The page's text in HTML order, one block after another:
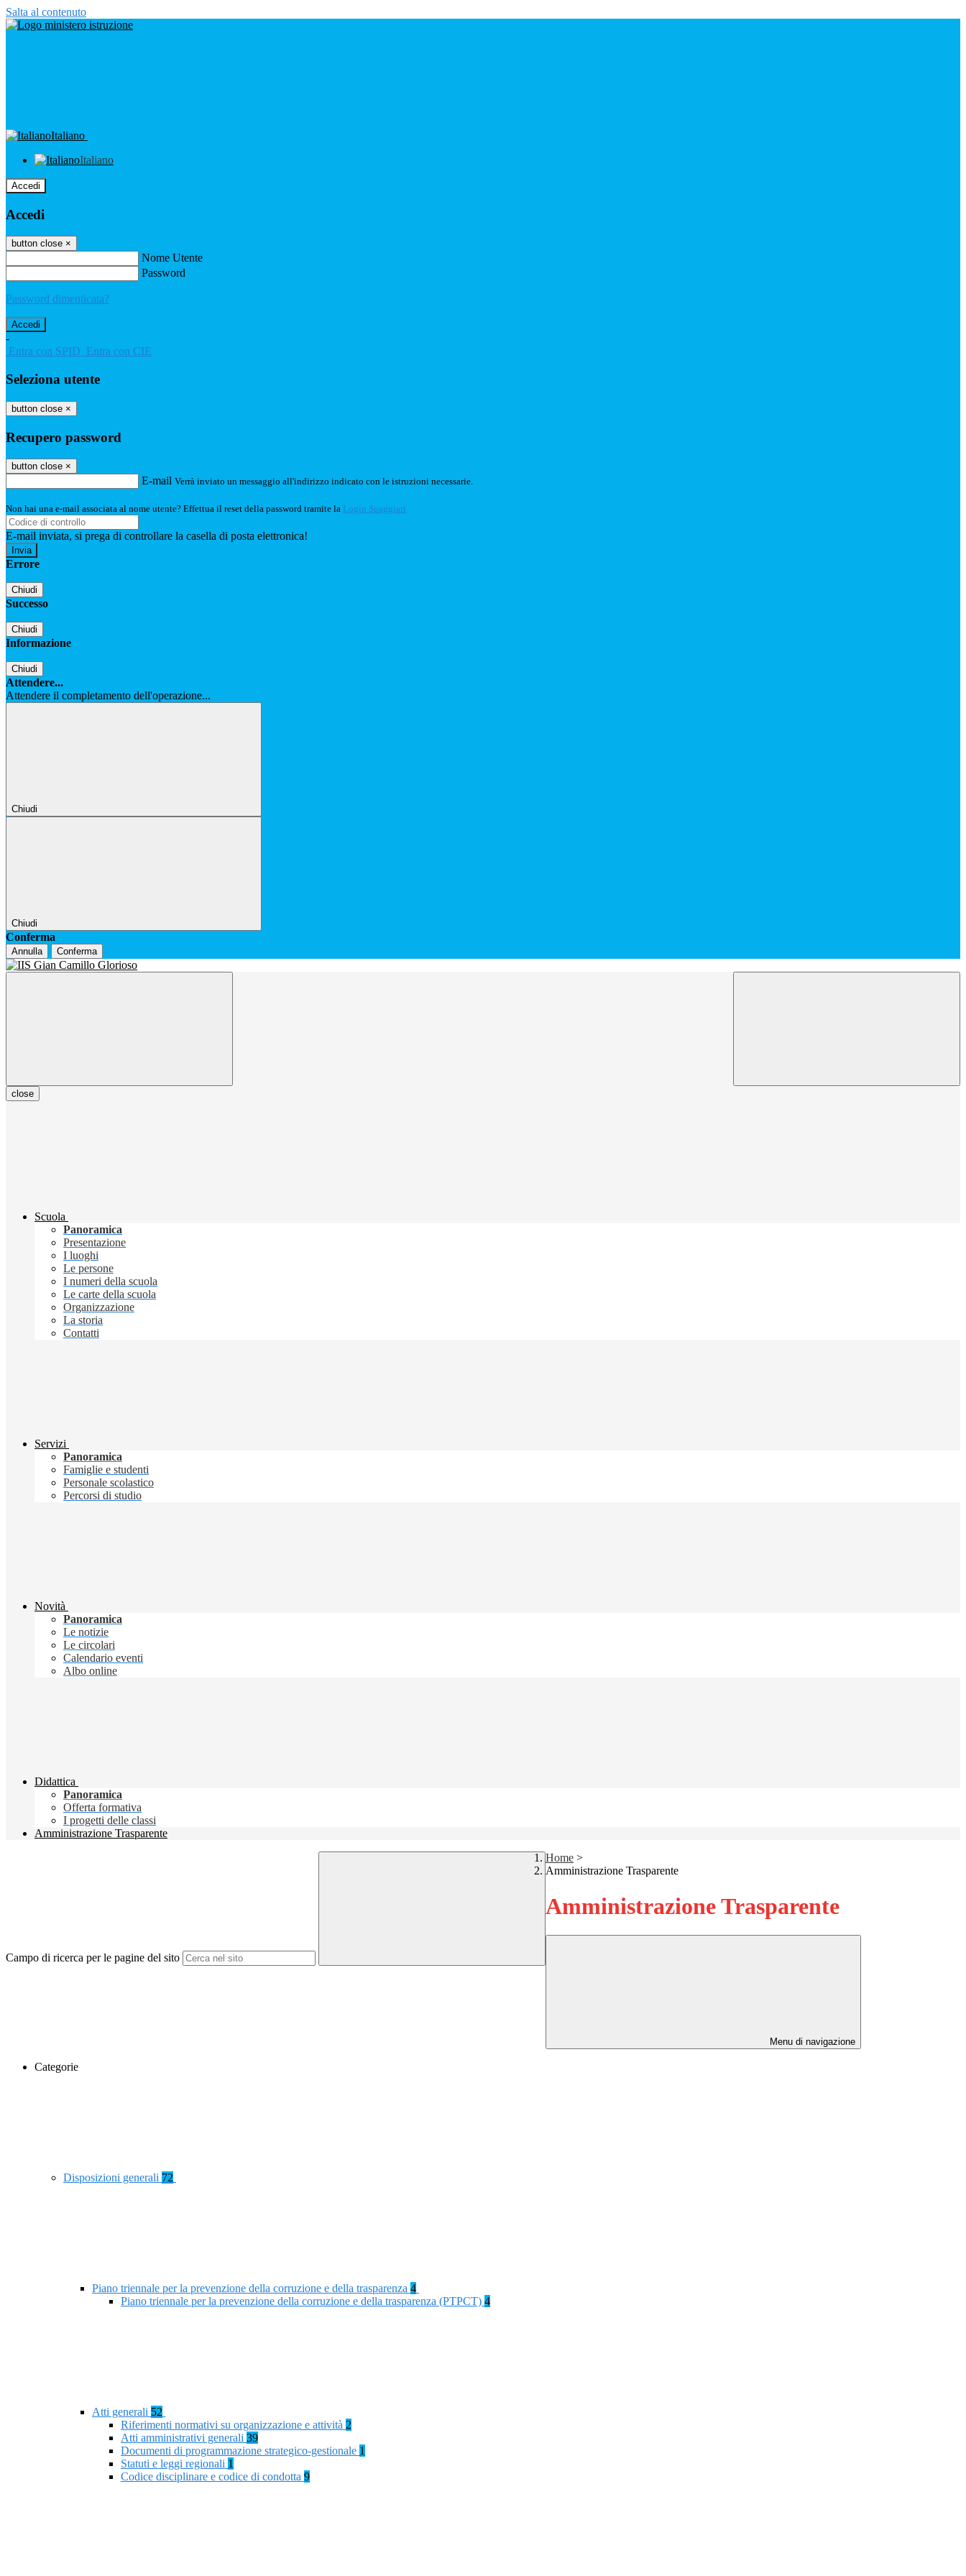
Salta al contenuto
Italiano
Italiano
Accedi
Accedi
button close ×
Nome Utente
Password
Password dimenticata?
-
Entra con SPID Entra con CIE
Seleziona utente
button close ×
Recupero password
button close ×
E-mail Verrà inviato un messaggio all'indirizzo indicato con le istruzioni necessarie.
Non hai una e-mail associata al nome utente? Effettua il reset della password tramite la Login Spaggiari
E-mail inviata, si prega di controllare la casella di posta elettronica!
Errore
Chiudi
Successo
Chiudi
Informazione
Chiudi
Attendere...
Attendere il completamento dell'operazione...
Chiudi
Chiudi
Conferma
Annulla Conferma
close
Scuola
Panoramica
Presentazione
I luoghi
Le persone
I numeri della scuola
Le carte della scuola
Organizzazione
La storia
Contatti
Servizi
Panoramica
Famiglie e studenti
Personale scolastico
Percorsi di studio
Novità
Panoramica
Le notizie
Le circolari
Calendario eventi
Albo online
Didattica
Panoramica
Offerta formativa
I progetti delle classi
Amministrazione Trasparente
Campo di ricerca per le pagine del sito
Home >
Amministrazione Trasparente
Amministrazione Trasparente
Menu di navigazione
Categorie
Disposizioni generali 72
Piano triennale per la prevenzione della corruzione e della trasparenza 4
Piano triennale per la prevenzione della corruzione e della trasparenza (PTPCT) 4
Atti generali 52
Riferimenti normativi su organizzazione e attività 2
Atti amministrativi generali 39
Documenti di programmazione strategico-gestionale 1
Statuti e leggi regionali 1
Codice disciplinare e codice di condotta 9